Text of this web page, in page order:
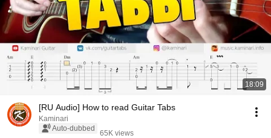
18:09
[RU Audio] How to read Guitar Tabs
Kaminari
Auto-dubbed
65K views